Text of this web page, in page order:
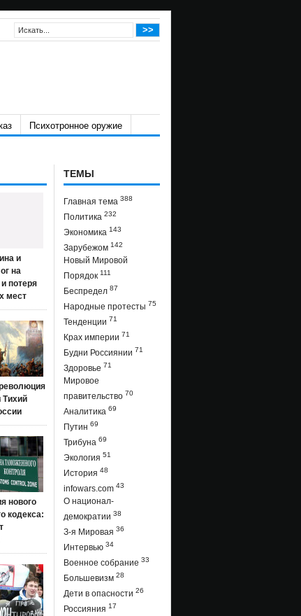
Психотронное оружие
и
на
потеря
мест
Тихий
нового
кодекса:
ТЕМЫ
Главная тема 388
Политика 232
Экономика 143
Зарубежом 142
Новый Мировой
Порядок 111
Беспредел 87
Народные протесты 75
Тенденции 71
Крах империи 71
Будни Россиянии 71
Здоровье 71
Мировое
правительство 70
Аналитика 69
Путин 69
Трибуна 69
Экология 51
История 48
infowars.com 43
О национал-
демократии 38
З-я Мировая 36
Интервью 34
Военное собрание 33
Большевизм 28
Дети в опасности 26
Россияния 17